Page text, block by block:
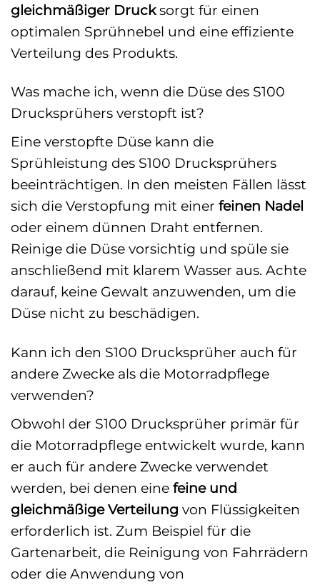
gleichmäßiger Drucksorgt für einen
optimalen Sprühnebel und eine effiziente
Verteilung des Produkts.
Was mache ich, wenn die Düse des S100
Drucksprühers verstopft ist?
Eine verstopfte Düse kann die
Sprühleistung des S100 Drucksprühers
beeinträchtigen. In den meisten Fällen lässt
sich die Verstopfung mit einer feinen Nadel
oder einem dünnen Draht entfernen.
Reinige die Düse vorsichtig und spüle sie
anschließend mit klarem Wasser aus. Achte
darauf, keine Gewalt anzuwenden, um die
Düse nicht zu beschädigen.
Kann ich den S100 Drucksprüher auch für
andere Zwecke als die Motorradpflege
verwenden?
Obwohl der S100 Drucksprüher primär für
die Motorradpflege entwickelt wurde, kann
er auch für andere Zwecke verwendet
werden, bei denen eine feine und
gleichmäßige Verteilung von Flüssigkeiten
erforderlich ist. Zum Beispiel für die
Gartenarbeit, die Reinigung von Fahrrädern
oder die Anwendung von